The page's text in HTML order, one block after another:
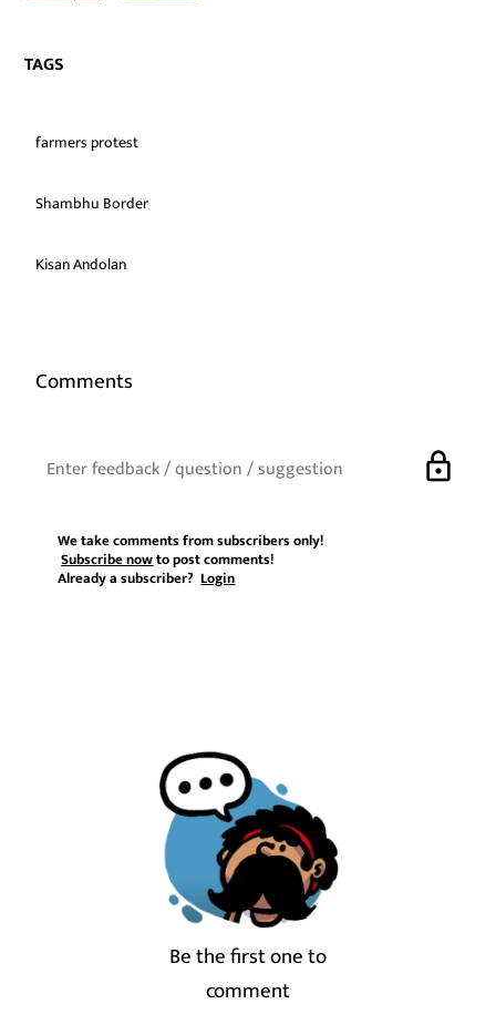
TAGS
farmers protest
Shambhu Border
Kisan Andolan
Comments
lock
We take comments from subscribers only!
Subscribe nowto post comments!
Already a subscriber?Login
Be the first one to
comment